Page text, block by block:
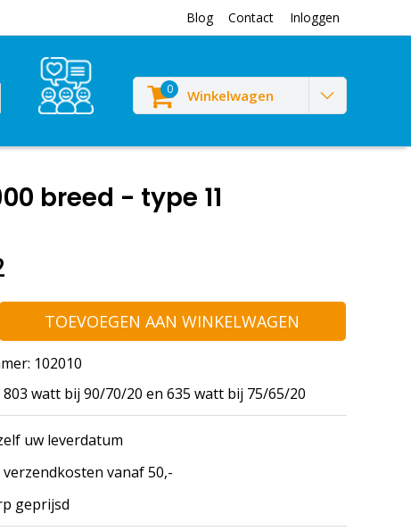
Blog Contact Inloggen
0 Winkelwagen
breed - type 11
TOEVOEGEN AAN WINKELWAGEN
102010
watt bij 90/70/20 en 635 watt bij 75/65/20
uw leverdatum
verzendkosten vanaf 50,-
geprijsd